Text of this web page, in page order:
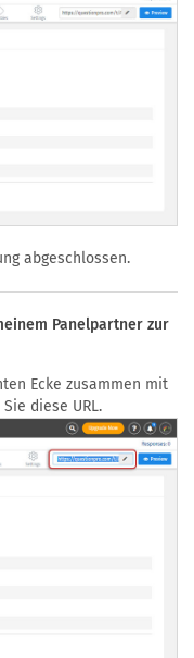
abgeschlossen.
Panelpartner zur
Ecke zusammen mit
diese URL.